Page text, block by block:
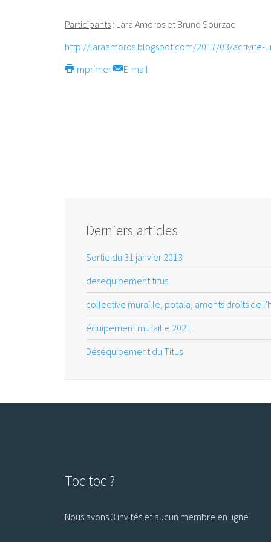
Participants : Lara Amoros et Bruno Sourzac
http://laraamoros.blogspot.com/2017/03/activite-
Imprimer
E-mail
Derniers articles
Sortie du 31 janvier 2013
desequipement titus
collective muraille, potala, amonts droits de
équipement muraille 2021
Déséquipement du Titus
Toc toc ?
Nous avons 3 invités et aucun membre en ligne